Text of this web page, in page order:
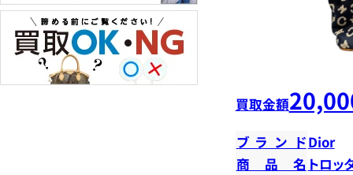
買取金額
ブランドDior
商品名 トロッ